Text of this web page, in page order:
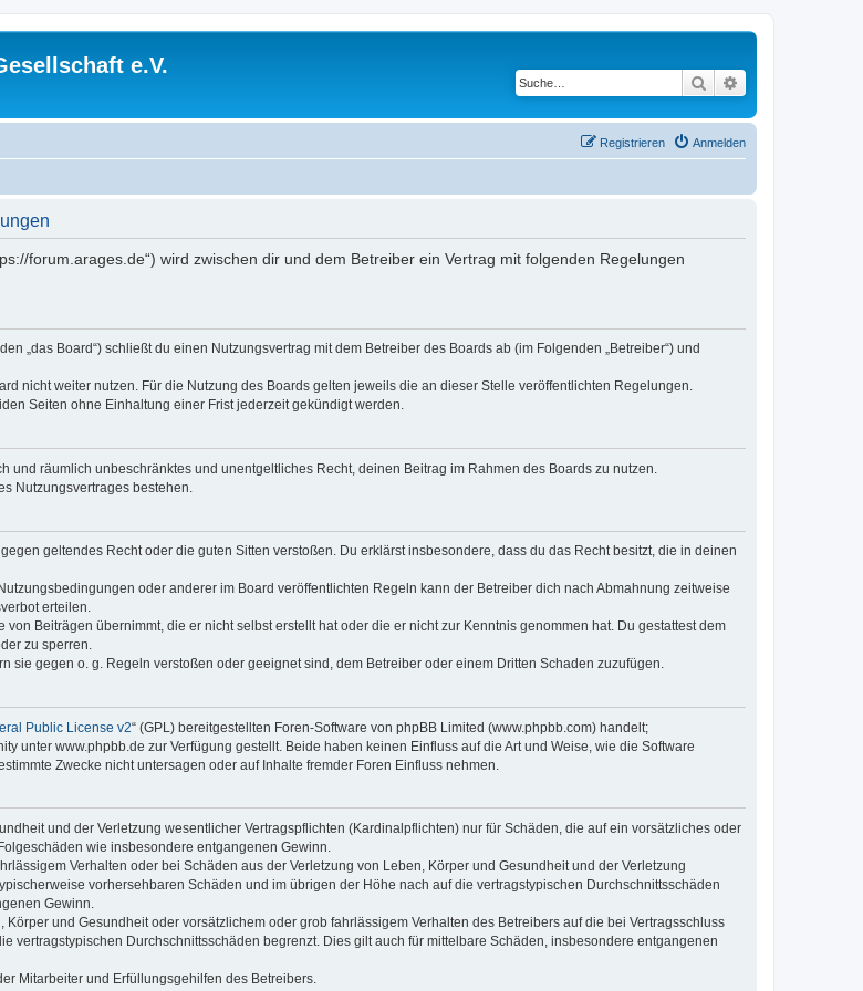
e.V.
Suche
Anmelden
Registrieren
forum.arages.de“) wird zwischen dir und dem Betreiber ein Vertrag mit folgenden Regelungen
„das Board“) schließt du einen Nutzungsvertrag mit dem Betreiber des Boards ab (im Folgenden „Betreiber“) und
nicht weiter nutzen. Für die Nutzung des Boards gelten jeweils die an dieser Stelle veröffentlichten Regelungen.
Seiten ohne Einhaltung einer Frist jederzeit gekündigt werden.
und räumlich unbeschränktes und unentgeltliches Recht, deinen Beitrag im Rahmen des Boards zu nutzen.
Nutzungsvertrages bestehen.
geltendes Recht oder die guten Sitten verstoßen. Du erklärst insbesondere, dass du das Recht besitzt, die in deinen
oder anderer im Board veröffentlichten Regeln kann der Betreiber dich nach Abmahnung zeitweise
erteilen.
Beiträgen übernimmt, die er nicht selbst erstellt hat oder die er nicht zur Kenntnis genommen hat. Du gestattest dem
zu sperren.
sie gegen o. g. Regeln verstoßen oder geeignet sind, dem Betreiber oder einem Dritten Schaden zuzufügen.
Public License v2“ (GPL) bereitgestellten Foren-Software von phpBB Limited (www.phpbb.com) handelt;
unter www.phpbb.de zur Verfügung gestellt. Beide haben keinen Einfluss auf die Art und Weise, wie die Software
Zwecke nicht untersagen oder auf Inhalte fremder Foren Einfluss nehmen.
und der Verletzung wesentlicher Vertragspflichten (Kardinalpflichten) nur für Schäden, die auf ein vorsätzliches oder
wie insbesondere entgangenen Gewinn.
Verhalten oder bei Schäden aus der Verletzung von Leben, Körper und Gesundheit und der Verletzung
vorhersehbaren Schäden und im übrigen der Höhe nach auf die vertragstypischen Durchschnittsschäden
Gewinn.
und Gesundheit oder vorsätzlichem oder grob fahrlässigem Verhalten des Betreibers auf die bei Vertragsschluss
vertragstypischen Durchschnittsschäden begrenzt. Dies gilt auch für mittelbare Schäden, insbesondere entgangenen
Mitarbeiter und Erfüllungsgehilfen des Betreibers.